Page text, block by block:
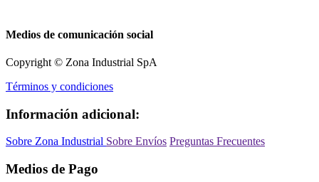
Medios de comunicación social
Copyright © Zona Industrial SpA
Términos y condiciones
Información adicional:
Sobre Zona Industrial Sobre Envíos Preguntas Frecuentes
Medios de Pago